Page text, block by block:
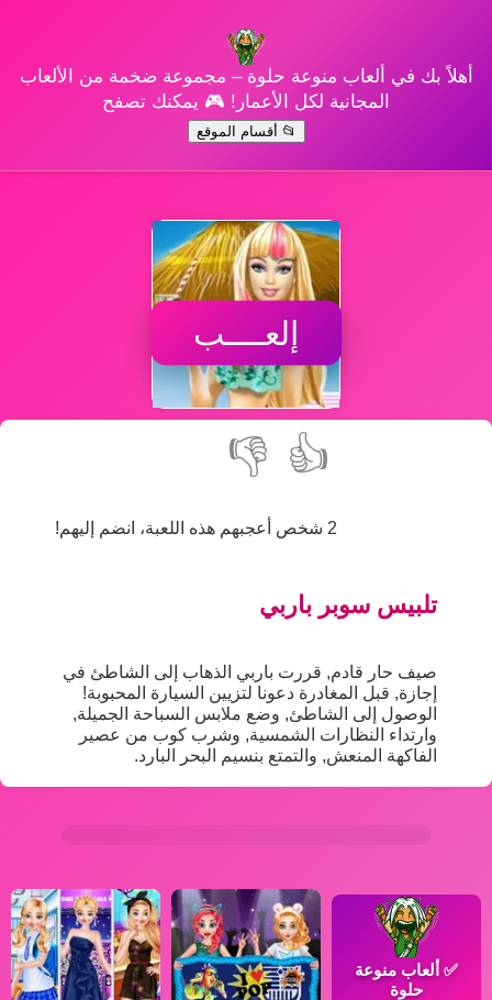
أهلاً بك في ألعاب منوعة حلوة – مجموعة ضخمة من الألعاب
المجانية لكل الأعمار! 🎮 يمكنك تصفح
📂 أقسام الموقع
إلعــــب
👍
👎
2 شخص أعجبهم هذه اللعبة، انضم إليهم!
تلبيس سوبر باربي
صيف حار قادم, قررت باربي الذهاب إلى الشاطئ في
إجازة, قبل المغادرة دعونا لتزيين السيارة المحبوبة!
الوصول إلى الشاطئ, وضع ملابس السباحة الجميلة,
وارتداء النظارات الشمسية, وشرب كوب من عصير
الفاكهة المنعش, والتمتع بنسيم البحر البارد.
✅ ألعاب منوعة
حلوة